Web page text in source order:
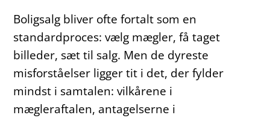
Boligsalg bliver ofte fortalt som en
standardproces: vælg mægler, få taget
billeder, sæt til salg. Men de dyreste
misforståelser ligger tit i det, der fylder
mindst i samtalen: vilkårene i
mægleraftalen, antagelserne i